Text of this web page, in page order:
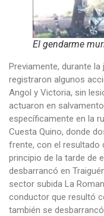
El gendarme
Previamente, durante
registraron algunos
Angol y Victoria, sin
actuaron en
específicamente en la
Cuesta Quino, donde
frente, con el resultado
principio de la tarde de
desbarrancó en
sector subida La
conductor que resultó
también se